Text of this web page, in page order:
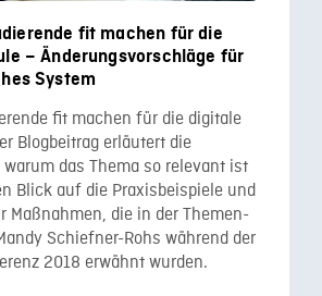
fit machen für die
– Änderungsvorschläge für
System
fit machen für die digitale
Blogbeitrag erläutert die
das Thema so relevant ist
Blick auf die Praxisbeispiele und
Maßnahmen, die in der Themen-
Schiefner-Rohs während der
2018 erwähnt wurden.